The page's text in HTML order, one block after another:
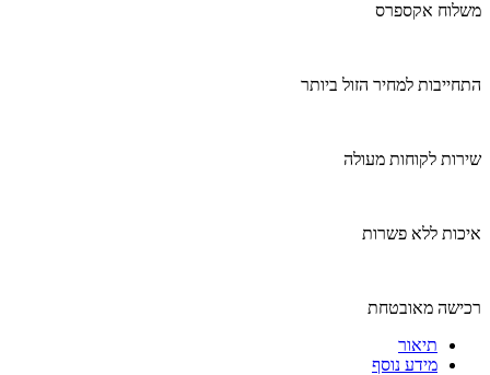
משלוח אקספרס
התחייבות למחיר הזול ביותר
שירות לקוחות מעולה
איכות ללא פשרות
רכישה מאובטחת
תיאור
מידע נוסף